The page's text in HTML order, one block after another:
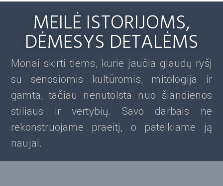
MEILĖ ISTORIJOMS,
DĖMESYS DETALĖMS
Monai skirti tiems, kurie jaučia glaudų ryšį
su senosiomis kultūromis, mitologija ir
gamta, tačiau nenutolsta nuo šiandienos
stiliaus ir vertybių. Savo darbais ne
rekonstruojame praeitį, o pateikiame ją
naujai.